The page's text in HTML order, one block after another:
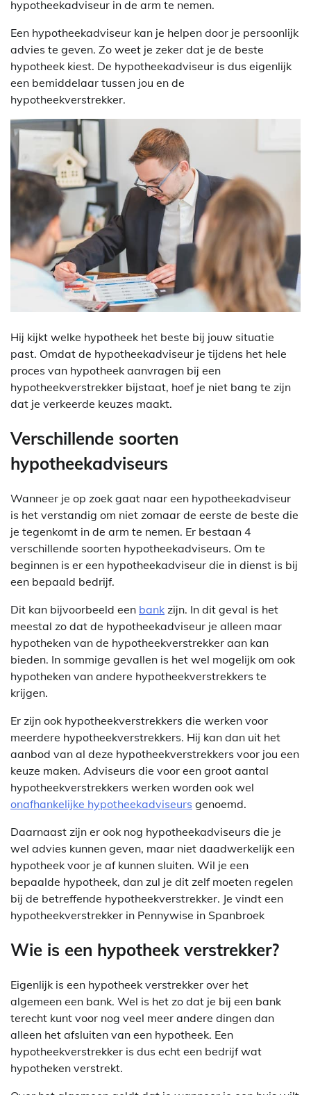
hypotheekadviseur in de arm te nemen.
Een hypotheekadviseur kan je helpen door je persoonlijk
advies te geven. Zo weet je zeker dat je de beste
hypotheek kiest. De hypotheekadviseur is dus eigenlijk
een bemiddelaar tussen jou en de
hypotheekverstrekker.
Hij kijkt welke hypotheek het beste bij jouw situatie
past. Omdat de hypotheekadviseur je tijdens het hele
proces van hypotheek aanvragen bij een
hypotheekverstrekker bijstaat, hoef je niet bang te zijn
dat je verkeerde keuzes maakt.
Verschillende soorten
hypotheekadviseurs
Wanneer je op zoek gaat naar een hypotheekadviseur
is het verstandig om niet zomaar de eerste de beste die
je tegenkomt in de arm te nemen. Er bestaan 4
verschillende soorten hypotheekadviseurs. Om te
beginnen is er een hypotheekadviseur die in dienst is bij
een bepaald bedrijf.
Dit kan bijvoorbeeld een bank zijn. In dit geval is het
meestal zo dat de hypotheekadviseur je alleen maar
hypotheken van de hypotheekverstrekker aan kan
bieden. In sommige gevallen is het wel mogelijk om ook
hypotheken van andere hypotheekverstrekkers te
krijgen.
Er zijn ook hypotheekverstrekkers die werken voor
meerdere hypotheekverstrekkers. Hij kan dan uit het
aanbod van al deze hypotheekverstrekkers voor jou een
keuze maken. Adviseurs die voor een groot aantal
hypotheekverstrekkers werken worden ook wel
onafhankelijke hypotheekadviseurs genoemd.
Daarnaast zijn er ook nog hypotheekadviseurs die je
wel advies kunnen geven, maar niet daadwerkelijk een
hypotheek voor je af kunnen sluiten. Wil je een
bepaalde hypotheek, dan zul je dit zelf moeten regelen
bij de betreffende hypotheekverstrekker. Je vindt een
hypotheekverstrekker in Pennywise in Spanbroek
Wie is een hypotheek verstrekker?
Eigenlijk is een hypotheek verstrekker over het
algemeen een bank. Wel is het zo dat je bij een bank
terecht kunt voor nog veel meer andere dingen dan
alleen het afsluiten van een hypotheek. Een
hypotheekverstrekker is dus echt een bedrijf wat
hypotheken verstrekt.